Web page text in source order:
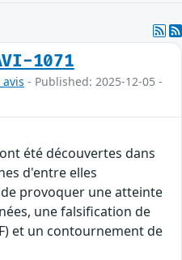
1071
- Published: 2025-12-05 -
été découvertes dans
d'entre elles
provoquer une atteinte
une falsification de
et un contournement de